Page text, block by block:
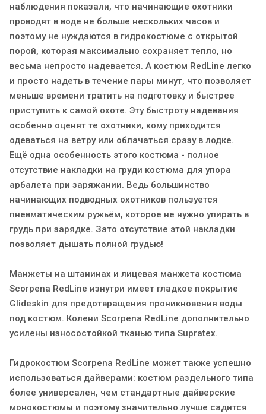
наблюдения показали, что начинающие охотники
проводят в воде не больше нескольких часов и
поэтому не нуждаются в гидрокостюме с открытой
порой, которая максимально сохраняет тепло, но
весьма непросто надевается. А костюм RedLine легко
и просто надеть в течение пары минут, что позволяет
меньше времени тратить на подготовку и быстрее
приступить к самой охоте. Эту быстроту надевания
особенно оценят те охотники, кому приходится
одеваться на ветру или облачаться сразу в лодке.
Ещё одна особенность этого костюма - полное
отсутствие накладки на груди костюма для упора
арбалета при заряжании. Ведь большинство
начинающих подводных охотников пользуется
пневматическим ружьём, которое не нужно упирать в
грудь при зарядке. Зато отсутствие этой накладки
позволяет дышать полной грудью!
Манжеты на штанинах и лицевая манжета костюма
Scorpena RedLine изнутри имеет гладкое покрытие
Glideskin для предотвращения проникновения воды
под костюм. Колени Scorpena RedLine дополнительно
усилены износостойкой тканью типа Supratex.
Гидрокостюм Scorpena RedLine может также успешно
использоваться дайверами: костюм раздельного типа
более универсален, чем стандартные дайверские
монокостюмы и поэтому значительно лучше садится